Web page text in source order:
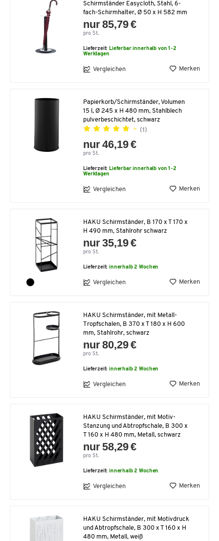
Schirmständer Easycloth, Stahl, 6-
fach-Schirmhalter, Ø 50 x H 582 mm
nur 85,79 €
pro St.
Lieferzeit: Lieferbar innerhalb von 1-2
Werktagen
Vergleichen Merken
Papierkorb/Schirmständer, Volumen
15 l, Ø 245 x H 480 mm, Stahlblech
pulverbeschichtet, schwarz
(1)
nur 46,19 €
pro St.
Lieferzeit: Lieferbar innerhalb von 1-2
Werktagen
Vergleichen Merken
HAKU Schirmständer, B 170 x T 170 x
H 490 mm, Stahlrohr schwarz
nur 35,19 €
pro St.
Lieferzeit:innerhalb 2 Wochen
Vergleichen Merken
HAKU Schirmständer, mit Metall-
Tropfschalen, B 370 x T 180 x H 600
mm, Stahlrohr, schwarz
nur 80,29 €
pro St.
Lieferzeit:innerhalb 2 Wochen
Vergleichen Merken
HAKU Schirmständer, mit Motiv-
Stanzung und Abtropfschale, B 300 x
T 160 x H 480 mm, Metall, schwarz
nur 58,29 €
pro St.
Lieferzeit:innerhalb 2 Wochen
Vergleichen Merken
HAKU Schirmständer, mit Motivdruck
und Abtropfschale, B 300 x T 160 x H
480 mm, Metall, weiß